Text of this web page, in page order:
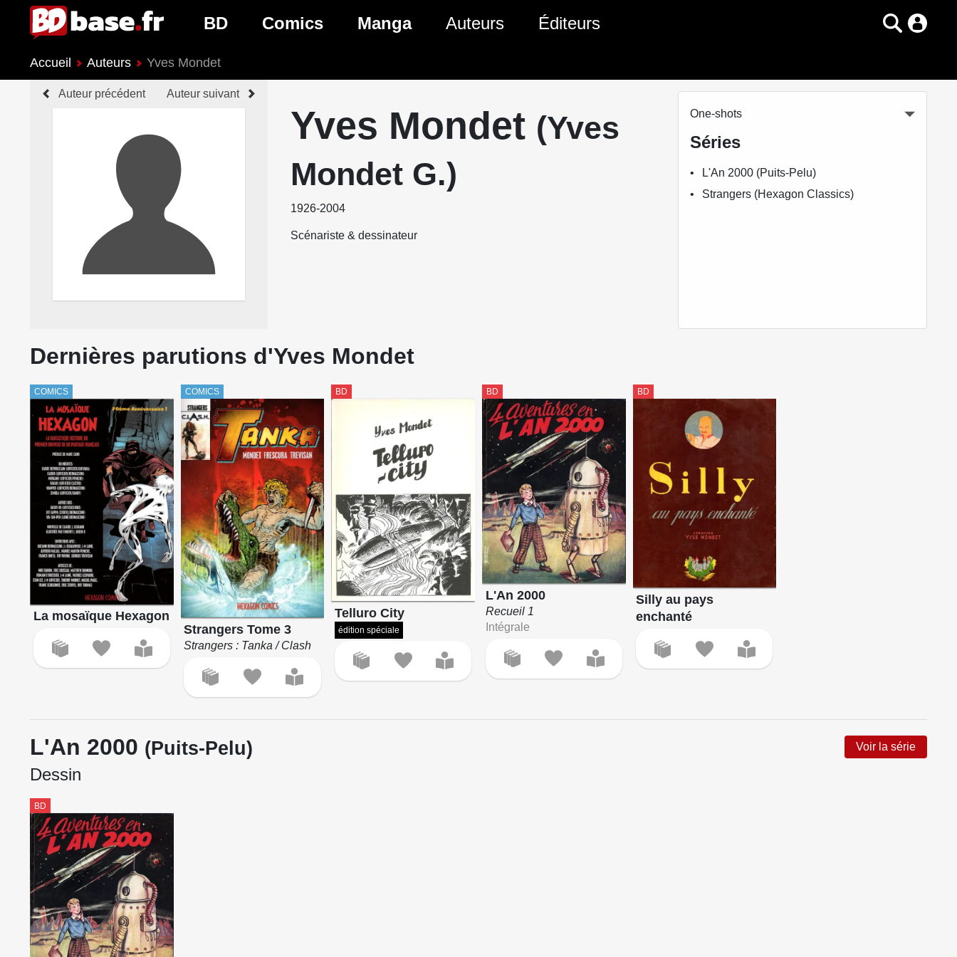
BD
Nouveautés BD
Prochaines sorties BD
Comics
Genres Comics
Manga
Genres Manga
Auteurs Éditeurs
Accueil Auteurs Yves Mondet
Auteur précédent Auteur suivant
Yves Mondet (Yves
Mondet G.)
1926-2004
Scénariste & dessinateur
One-shots
Séries
L'An 2000 (Puits-Pelu)
Strangers (Hexagon Classics)
Dernières parutions d'Yves Mondet
COMICS
La mosaïque Hexagon
COMICS
Strangers Tome 3
Strangers : Tanka / Clash
BD
Telluro City
édition spéciale
BD
L'An 2000
Recueil 1
Intégrale
BD
Silly au pays
enchanté
L'An 2000 (Puits-Pelu) Voir la série
Dessin
BD